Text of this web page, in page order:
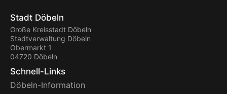
Stadt Döbeln
Große Kreisstadt Döbeln
Stadtverwaltung Döbeln
Obermarkt 1
04720 Döbeln
Schnell-Links
Döbeln-Information